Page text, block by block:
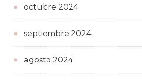
octubre 2024
septiembre 2024
agosto 2024